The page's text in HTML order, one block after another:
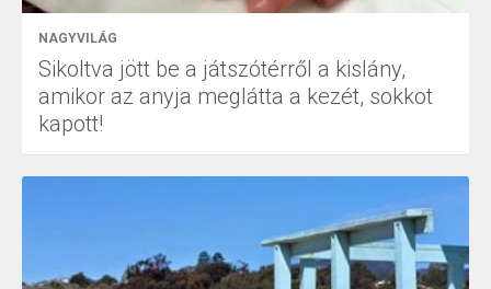
NAGYVILÁG
Sikoltva jött be a játszótérről a kislány,
amikor az anyja meglátta a kezét, sokkot
kapott!